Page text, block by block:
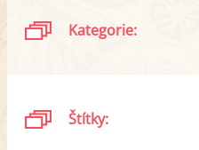
Kategorie:
Štítky: